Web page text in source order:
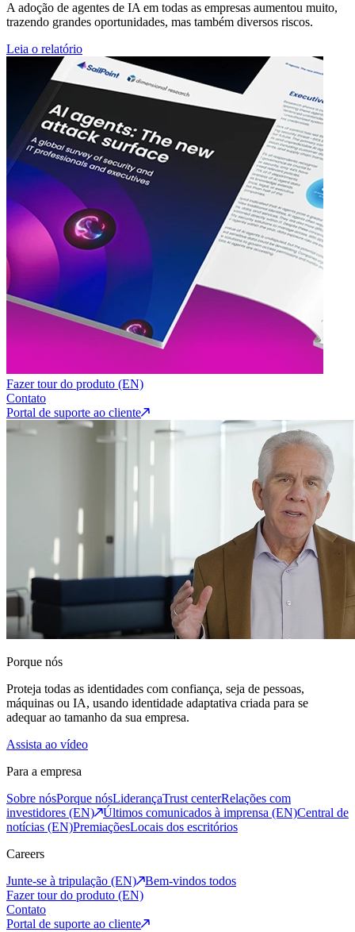
A adoção de agentes de IA em todas as empresas aumentou muito,
trazendo grandes oportunidades, mas também diversos riscos.
Leia o relatório
Fazer tour do produto (EN)
Contato
Portal de suporte ao cliente
Porque nós
Proteja todas as identidades com confiança, seja de pessoas,
máquinas ou IA, usando identidade adaptativa criada para se
adequar ao tamanho da sua empresa.
Assista ao vídeo
Para a empresa
Sobre nósPorque nósLiderançaTrust centerRelações com
investidores (EN)
Últimos comunicados à imprensa (EN)Central de
notícias (EN)PremiaçõesLocais dos escritórios
Careers
Junte-se à tripulação (EN)
Bem-vindos todos
Fazer tour do produto (EN)
Contato
Portal de suporte ao cliente